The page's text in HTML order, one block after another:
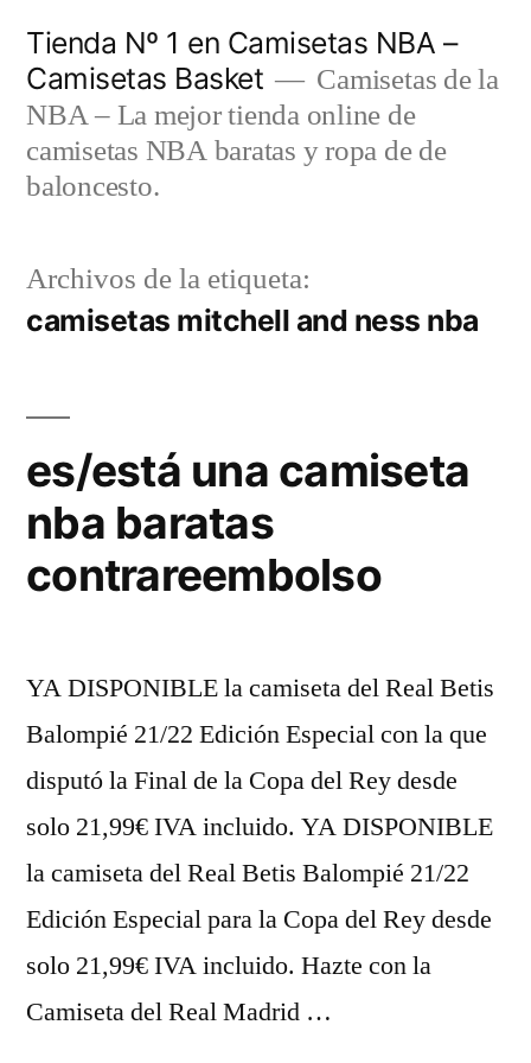
contenido
Tienda Nº 1 en Camisetas NBA –
Camisetas Basket
Camisetas de la
NBA – La mejor tienda online de
camisetas NBA baratas y ropa de de
baloncesto.
Archivos de la etiqueta:
camisetas mitchell and ness nba
es/está una camiseta
nba baratas
contrareembolso
YA DISPONIBLE la camiseta del Real Betis
Balompié 21/22 Edición Especial con la que
disputó la Final de la Copa del Rey desde
solo 21,99€ IVA incluido. YA DISPONIBLE
la camiseta del Real Betis Balompié 21/22
Edición Especial para la Copa del Rey desde
solo 21,99€ IVA incluido. Hazte con la
Camiseta del Real Madrid …